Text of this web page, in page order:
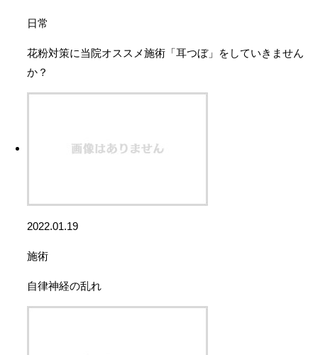
日常
花粉対策に当院オススメ施術「耳つぼ」をしていきません
か？
2022.01.19
施術
自律神経の乱れ